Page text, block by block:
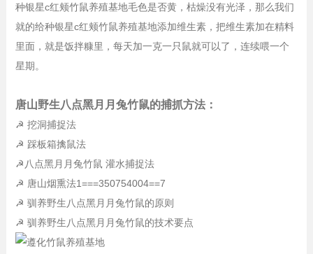
种银星c红颊竹鼠养殖基地毛色是否黄，枯燥没有光泽，那么我们
就的给种银星c红颊竹鼠养殖基地添加维生素，把维生素加在精料
里面，就是饭拌糠里，每天加一克一只鼠就可以了，连续喂一个
星期。
唐山野生八点黑月月兔竹鼠的捕抓方法：
☭ 挖洞捕捉法
☭ 踩板箱擒鼠法
☭八点黑月月兔竹鼠 灌水捕捉法
☭ 唐山烟熏法1===350754004==7
☭ 驯养野生八点黑月月兔竹鼠的原则
☭ 驯养野生八点黑月月兔竹鼠的技术要点